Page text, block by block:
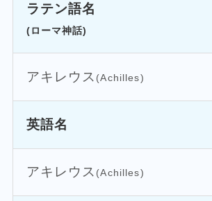
ラテン語名
(ローマ神話)
アキレウス (Achilles)
英語名
アキレウス (Achilles)